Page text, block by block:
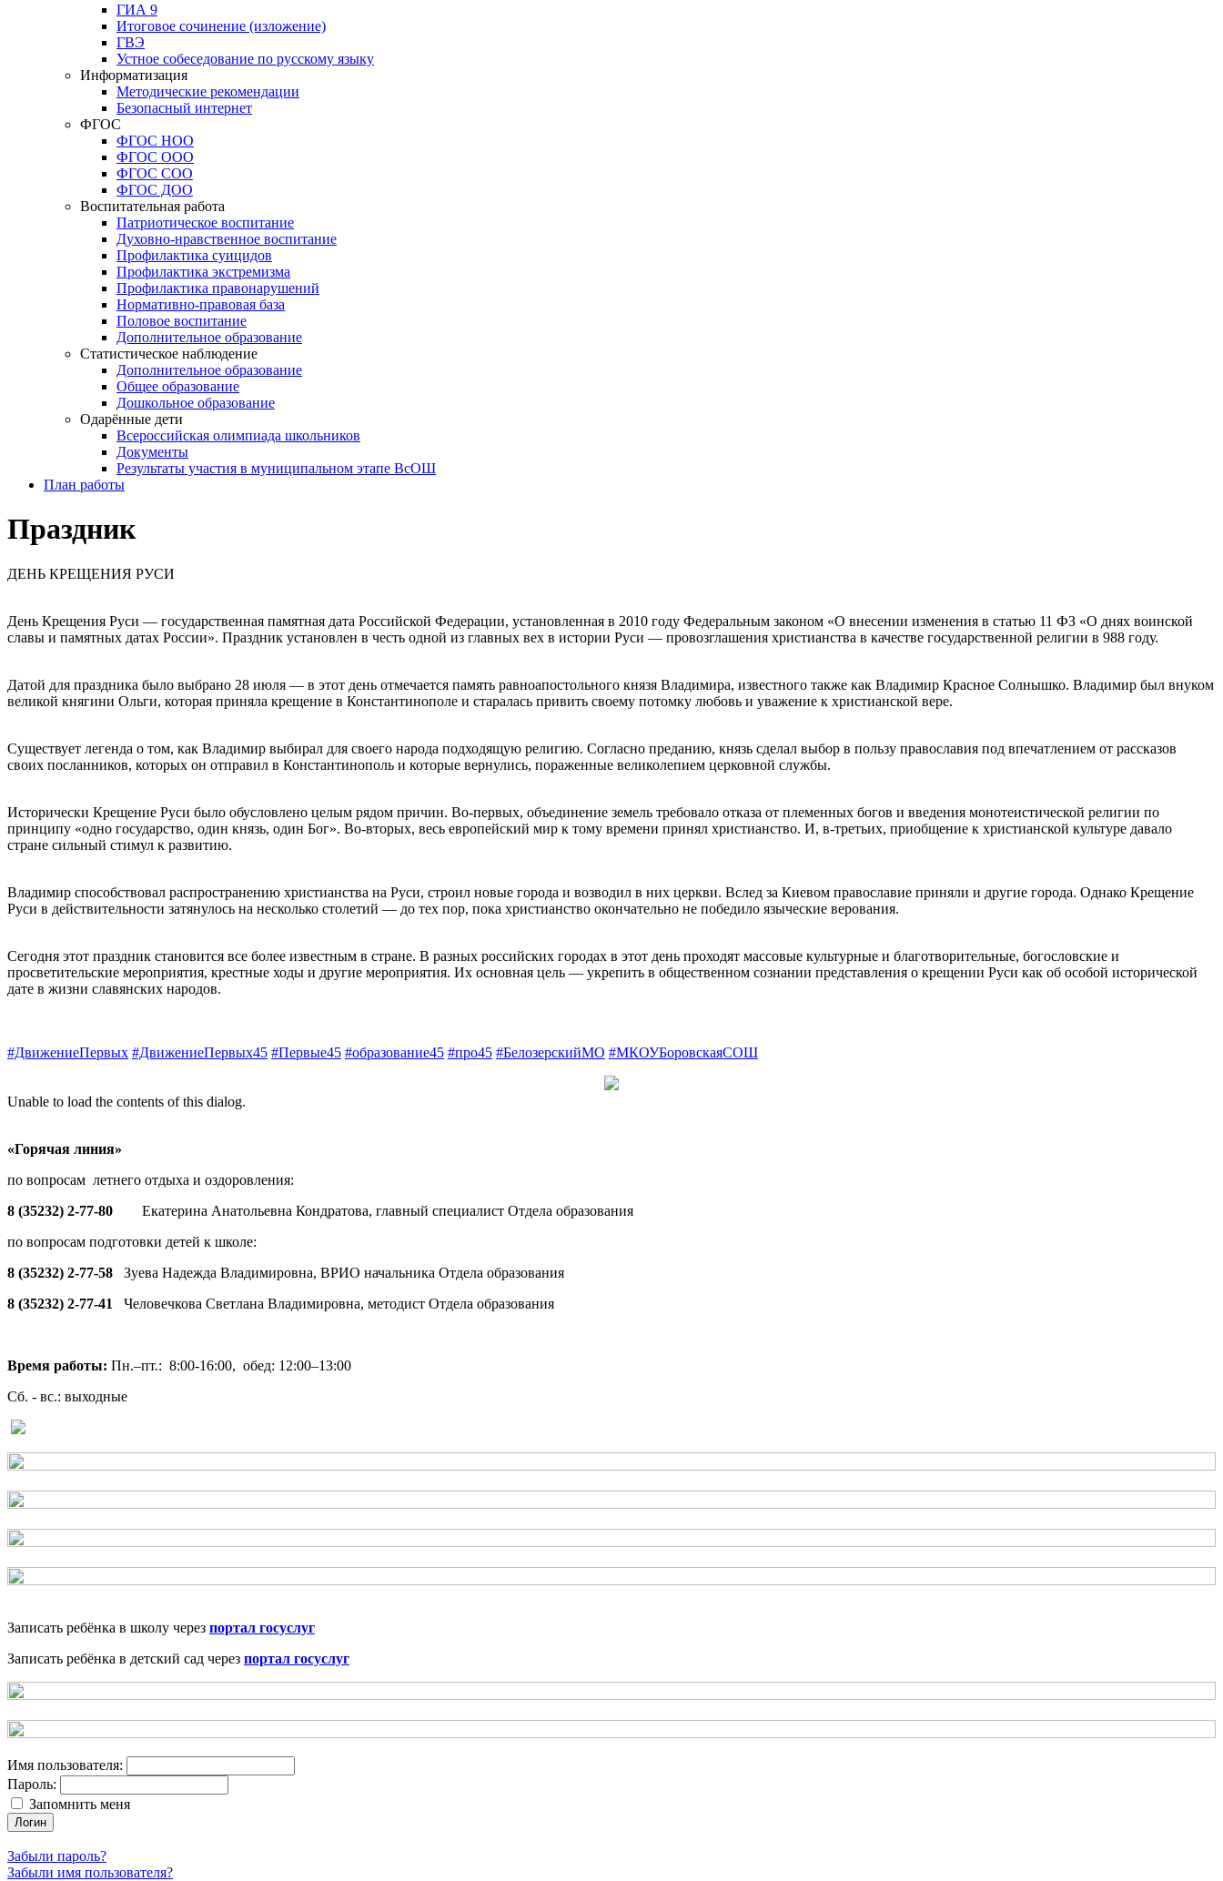
ГИА 9
Итоговое сочинение (изложение)
ГВЭ
Устное собеседование по русскому языку
Информатизация
Методические рекомендации
Безопасный интернет
ФГОС
ФГОС НОО
ФГОС ООО
ФГОС СОО
ФГОС ДОО
Воспитательная работа
Патриотическое воспитание
Духовно-нравственное воспитание
Профилактика суицидов
Профилактика экстремизма
Профилактика правонарушений
Нормативно-правовая база
Половое воспитание
Дополнительное образование
Статистическое наблюдение
Дополнительное образование
Общее образование
Дошкольное образование
Одарённые дети
Всероссийская олимпиада школьников
Документы
Результаты участия в муниципальном этапе ВсОШ
План работы
Праздник
ДЕНЬ КРЕЩЕНИЯ РУСИ
День Крещения Руси — государственная памятная дата Российской Федерации, установленная в 2010 году Федеральным законом «О внесении изменения в статью 11 ФЗ «О днях воинской
славы и памятных датах России». Праздник установлен в честь одной из главных вех в истории Руси — провозглашения христианства в качестве государственной религии в 988 году.
Датой для праздника было выбрано 28 июля — в этот день отмечается память равноапостольного князя Владимира, известного также как Владимир Красное Солнышко. Владимир был внуком
великой княгини Ольги, которая приняла крещение в Константинополе и старалась привить своему потомку любовь и уважение к христианской вере.
Существует легенда о том, как Владимир выбирал для своего народа подходящую религию. Согласно преданию, князь сделал выбор в пользу православия под впечатлением от рассказов
своих посланников, которых он отправил в Константинополь и которые вернулись, пораженные великолепием церковной службы.
Исторически Крещение Руси было обусловлено целым рядом причин. Во-первых, объединение земель требовало отказа от племенных богов и введения монотеистической религии по
принципу «одно государство, один князь, один Бог». Во-вторых, весь европейский мир к тому времени принял христианство. И, в-третьих, приобщение к христианской культуре давало
стране сильный стимул к развитию.
Владимир способствовал распространению христианства на Руси, строил новые города и возводил в них церкви. Вслед за Киевом православие приняли и другие города. Однако Крещение
Руси в действительности затянулось на несколько столетий — до тех пор, пока христианство окончательно не победило языческие верования.
Сегодня этот праздник становится все более известным в стране. В разных российских городах в этот день проходят массовые культурные и благотворительные, богословские и
просветительские мероприятия, крестные ходы и другие мероприятия. Их основная цель — укрепить в общественном сознании представления о крещении Руси как об особой исторической
дате в жизни славянских народов.
#ДвижениеПервых #ДвижениеПервых45 #Первые45 #образование45 #про45 #БелозерскийМО #МКОУБоровскаяСОШ
Unable to load the contents of this dialog.
«Горячая линия»
по вопросам летнего отдыха и оздоровления:
8 (35232) 2-77-80 Екатерина Анатольевна Кондратова, главный специалист Отдела образования
по вопросам подготовки детей к школе:
8 (35232) 2-77-58 Зуева Надежда Владимировна, ВРИО начальника Отдела образования
8 (35232) 2-77-41 Человечкова Светлана Владимировна, методист Отдела образования
Время работы: Пн.–пт.: 8:00-16:00, обед: 12:00–13:00
Сб. - вс.: выходные
Записать ребёнка в школу через портал госуслуг
Записать ребёнка в детский сад через портал госуслуг
Имя пользователя:
Пароль:
Запомнить меня
Логин
Забыли пароль?
Забыли имя пользователя?